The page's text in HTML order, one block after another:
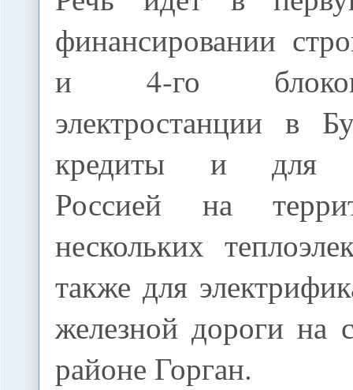
финансировании
и 4-го
электростанции в
кредиты и для
Россией на
нескольких
также для
железной дороги на
районе Горган.